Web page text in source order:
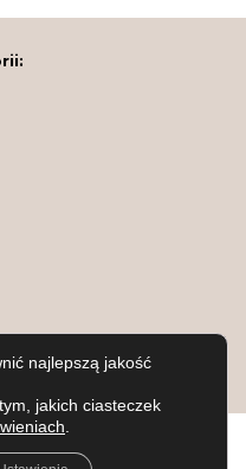
Historii, Warszawa
najlepszą jakość
jakich ciasteczek